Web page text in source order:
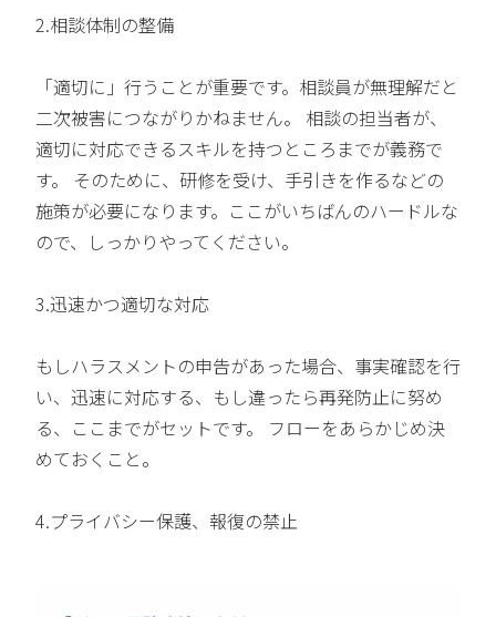
2.相談体制の整備
「適切に」行うことが重要です。相談員が無理解だと
二次被害につながりかねません。 相談の担当者が、
適切に対応できるスキルを持つところまでが義務で
す。 そのために、研修を受け、手引きを作るなどの
施策が必要になります。ここがいちばんのハードルな
ので、しっかりやってください。
3.迅速かつ適切な対応
もしハラスメントの申告があった場合、事実確認を行
い、迅速に対応する、もし違ったら再発防止に努め
る、ここまでがセットです。 フローをあらかじめ決
めておくこと。
4.プライバシー保護、報復の禁止